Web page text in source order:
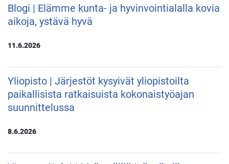
Blogi | Elämme kunta- ja hyvinvointialalla kovia
aikoja, ystävä hyvä
11.6.2026
Yliopisto | Järjestöt kysyivät yliopistoilta
paikallisista ratkaisuista kokonaistyöajan
suunnittelussa
8.6.2026